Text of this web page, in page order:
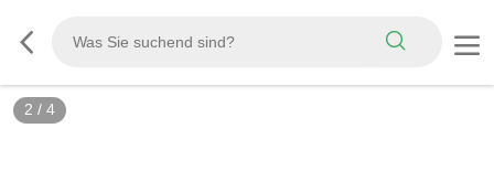
2 / 4